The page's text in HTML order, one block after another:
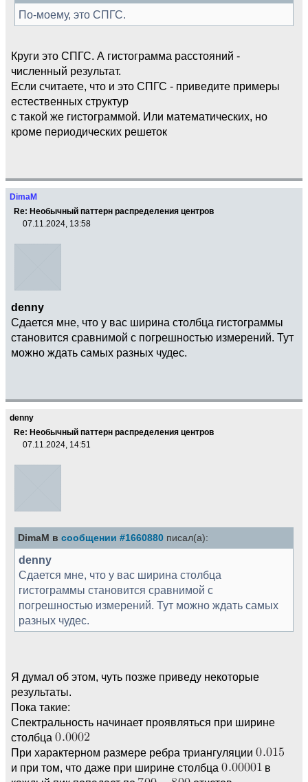
По-моему, это СПГС.
Круги это СПГС. А гистограмма расстояний -
численный результат.
Если считаете, что и это СПГС - приведите примеры
естественных структур
с такой же гистограммой. Или математических, но
кроме периодических решеток
DimaM
Re: Необычный паттерн распределения центров
07.11.2024, 13:58
denny
Сдается мне, что у вас ширина столбца гистограммы
становится сравнимой с погрешностью измерений. Тут
можно ждать самых разных чудес.
denny
Re: Необычный паттерн распределения центров
07.11.2024, 14:51
DimaM в сообщении #1660880 писал(а):
denny
Сдается мне, что у вас ширина столбца
гистограммы становится сравнимой с
погрешностью измерений. Тут можно ждать самых
разных чудес.
Я думал об этом, чуть позже приведу некоторые
результаты.
Пока такие:
Спектральность начинает проявляться при ширине
столбца
При характерном размере ребра триангуляции
и при том, что даже при ширине столбца
в